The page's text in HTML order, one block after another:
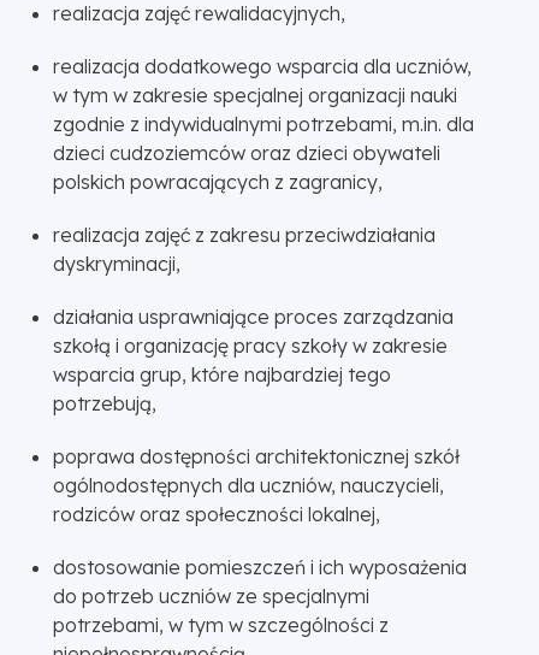
realizacja zajęć rewalidacyjnych,
realizacja dodatkowego wsparcia dla uczniów,
w tym w zakresie specjalnej organizacji nauki
zgodnie z indywidualnymi potrzebami, m.in. dla
dzieci cudzoziemców oraz dzieci obywateli
polskich powracających z zagranicy,
realizacja zajęć z zakresu przeciwdziałania
dyskryminacji,
działania usprawniające proces zarządzania
szkołą i organizację pracy szkoły w zakresie
wsparcia grup, które najbardziej tego
potrzebują,
poprawa dostępności architektonicznej szkół
ogólnodostępnych dla uczniów, nauczycieli,
rodziców oraz społeczności lokalnej,
dostosowanie pomieszczeń i ich wyposażenia
do potrzeb uczniów ze specjalnymi
potrzebami, w tym w szczególności z